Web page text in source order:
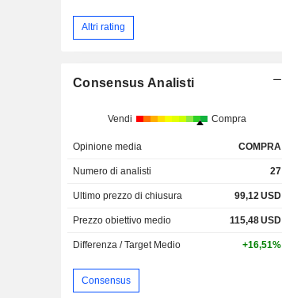
Altri rating
Consensus Analisti
Vendi Compra
Opinione media COMPRA
Numero di analisti 27
Ultimo prezzo di chiusura 99,12USD
Prezzo obiettivo medio 115,48USD
Differenza / Target Medio +16,51%
Consensus